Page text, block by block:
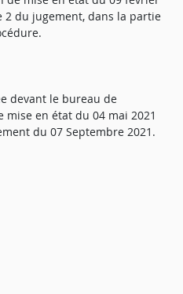
2 du jugement, dans la partie
devant le bureau de
en état du 04 mai 2021
du 07 Septembre 2021.